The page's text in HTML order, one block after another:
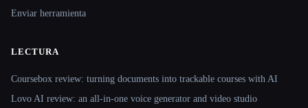
Enviar herramienta
LECTURA
Coursebox review: turning documents into trackable courses with AI
Lovo AI review: an all-in-one voice generator and video studio